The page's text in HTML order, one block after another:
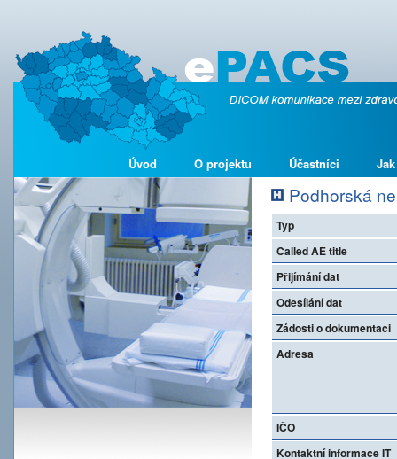
Úvod O projektu Účastníci
Podhorská
Typ
Called AE title
Přijímání dat
Odesílání dat
Žádosti o dokumentaci
Adresa
IČO
Kontaktní informace IT